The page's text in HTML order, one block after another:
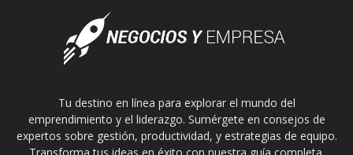
Tu destino en línea para explorar el mundo del
emprendimiento y el liderazgo. Sumérgete en consejos de
expertos sobre gestión, productividad, y estrategias de equipo.